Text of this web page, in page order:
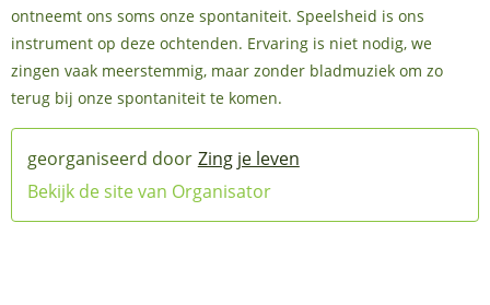
ontneemt ons soms onze spontaniteit. Speelsheid is ons
instrument op deze ochtenden. Ervaring is niet nodig, we
zingen vaak meerstemmig, maar zonder bladmuziek om zo
terug bij onze spontaniteit te komen.
Zing je leven
Bekijk de site van Organisator